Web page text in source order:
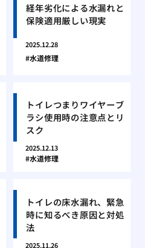
経年劣化による水漏れと
保険適用厳しい現実
2025.12.28
水道修理
トイレつまりワイヤーブ
ラシ使用時の注意点とリ
スク
2025.12.13
水道修理
トイレの床水漏れ、緊急
時に知るべき原因と対処
法
2025.11.26